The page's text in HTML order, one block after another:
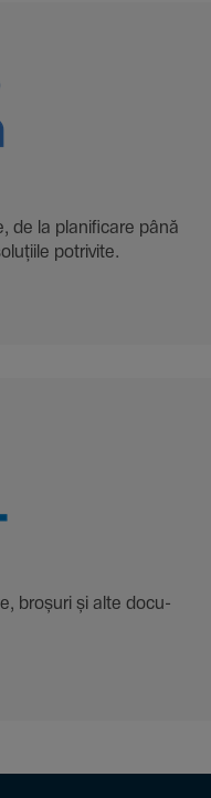
de la plani­fi­care până
potri­vite.
broșuri și alte docu­